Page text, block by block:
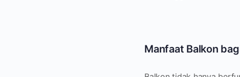
Manfaat Balkon